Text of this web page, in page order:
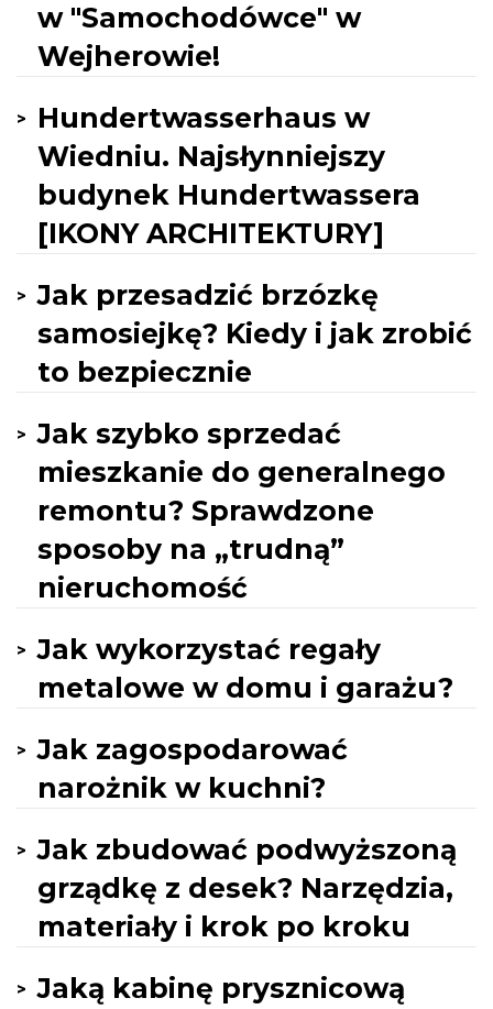
w "Samochodówce" w
Wejherowie!
Hundertwasserhaus w
Wiedniu. Najsłynniejszy
budynek Hundertwassera
[IKONY ARCHITEKTURY]
Jak przesadzić brzózkę
samosiejkę? Kiedy i jak zrobić
to bezpiecznie
Jak szybko sprzedać
mieszkanie do generalnego
remontu? Sprawdzone
sposoby na „trudną”
nieruchomość
Jak wykorzystać regały
metalowe w domu i garażu?
Jak zagospodarować
narożnik w kuchni?
Jak zbudować podwyższoną
grządkę z desek? Narzędzia,
materiały i krok po kroku
Jaką kabinę prysznicową